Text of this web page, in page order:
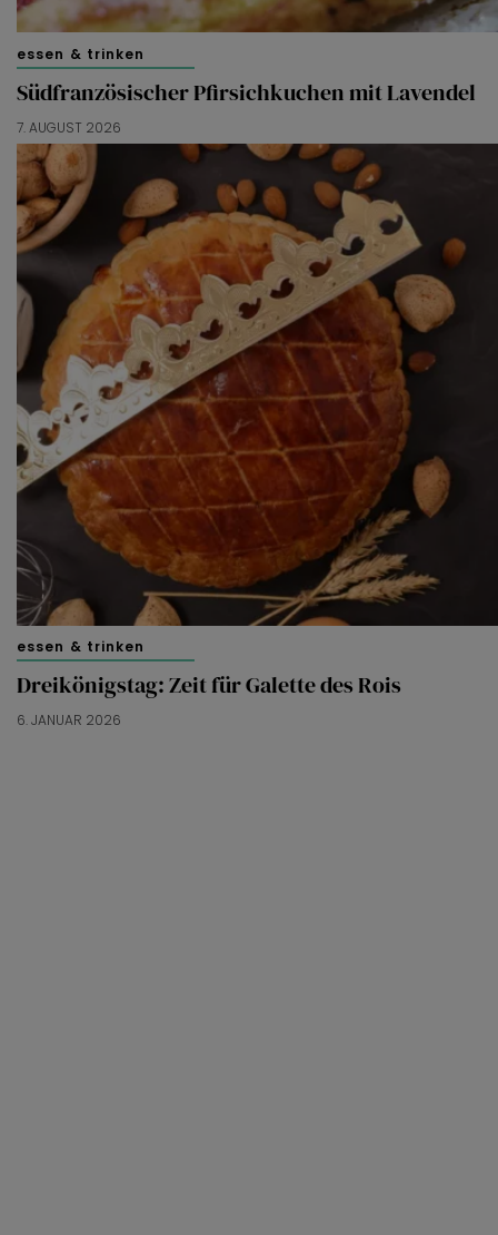
essen & trinken
Südfranzösischer Pfirsichkuchen mit Lavendel
7. AUGUST 2026
essen & trinken
Dreikönigstag: Zeit für Galette des Rois
6. JANUAR 2026